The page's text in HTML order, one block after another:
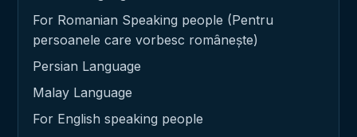
For Romanian Speaking people (Pentru
persoanele care vorbesc românește)
Persian Language
Malay Language
For English speaking people